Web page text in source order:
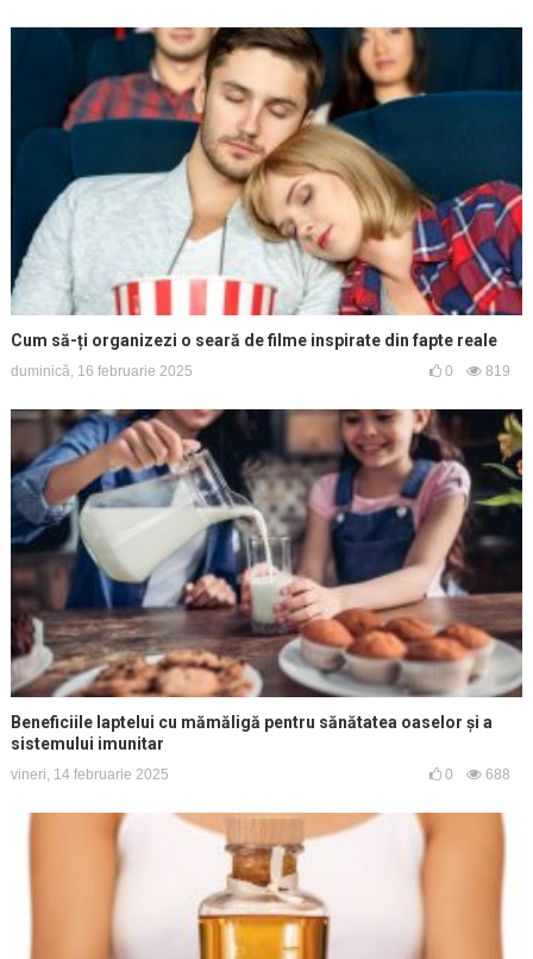
Cum să-ți organizezi o seară de filme inspirate din fapte reale
duminică, 16 februarie 2025 0 819
Beneficiile laptelui cu mămăligă pentru sănătatea oaselor și a
sistemului imunitar
vineri, 14 februarie 2025 0 688